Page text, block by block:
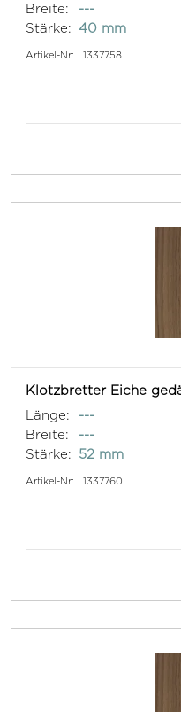
Breite:
---
Stärke:
40 mm
Artikel-Nr: 1337758
Klotzbretter Eiche
Länge:
---
Breite:
---
Stärke:
52 mm
Artikel-Nr: 1337760